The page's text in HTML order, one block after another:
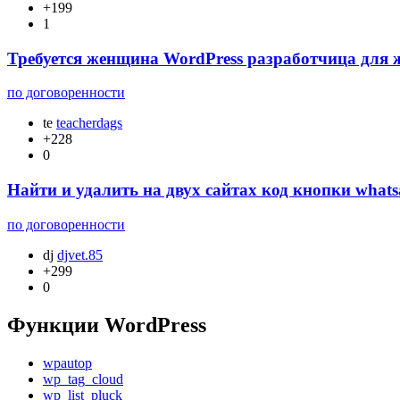
+199
1
Требуется женщина WordPress разработчица для
по договоренности
te teacherdags
+228
0
Найти и удалить на двух сайтах код кнопки
по договоренности
dj djvet.85
+299
0
Функции WordPress
wpautop
wp_tag_cloud
wp_list_pluck